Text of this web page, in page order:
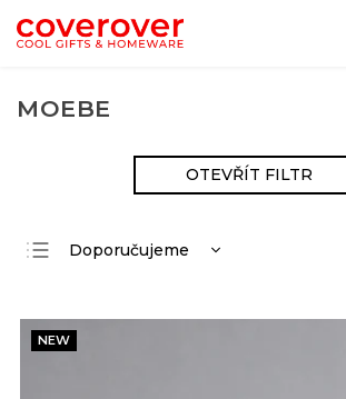
MOEBE
OTEVŘÍT FILTR
Doporučujeme
Nejdražší
Nejprodávanější
NEW